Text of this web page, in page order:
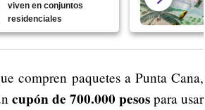
viven en conjuntos
residenciales
compren paquetes a Punta Cana,
cupón de 700.000 pesospara usar